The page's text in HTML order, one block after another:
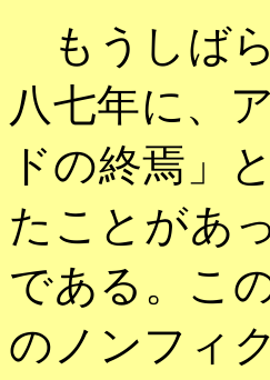
もうしば
八七年に、
ドの終焉」
たことがあ
である。こ
のノンフィ